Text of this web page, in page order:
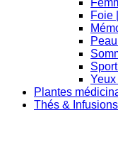
Foie
Plantes
Thés & Infusions